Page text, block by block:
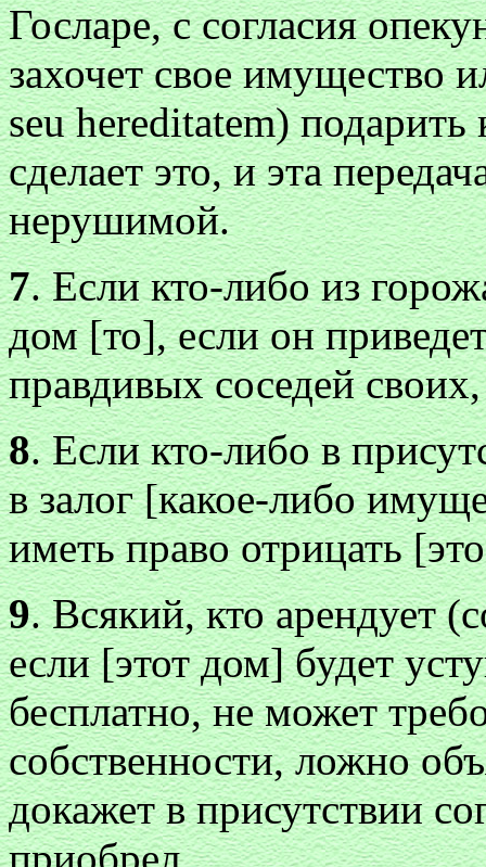
Госларе, с согласия
захочет свое имущество
seu hereditatem)
сделает это, и эта
нерушимой.
7. Если кто-либо из
дом [то], если он
правдивых соседей
8. Если кто-либо в
в залог [какое-либо
иметь право отрицать
9. Всякий, кто арендует
если [этот дом] будет
бесплатно, не может
собственности, ложно
докажет в присутствии